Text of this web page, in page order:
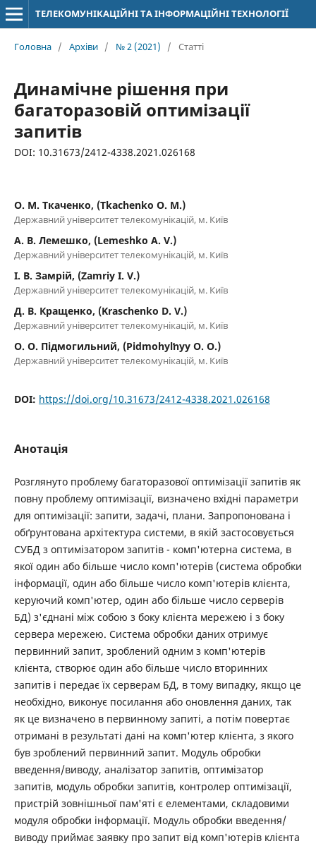
ТЕЛЕКОМУНІКАЦІЙНІ ТА ІНФОРМАЦІЙНІ ТЕХНОЛОГІЇ
Головна / Архіви / № 2 (2021) / Статті
Динамічне рішення при
багаторазовій оптимізації
запитів
DOI: 10.31673/2412-4338.2021.026168
О. М. Ткаченко, (Tkachenko O. M.)
Державний університет телекомунікацій, м. Київ
А. В. Лемешко, (Lemeshko A. V.)
Державний університет телекомунікацій, м. Київ
І. В. Замрій, (Zamriy I. V.)
Державний університет телекомунікацій, м. Київ
Д. В. Кращенко, (Kraschenko D. V.)
Державний університет телекомунікацій, м. Київ
О. О. Підмогильний, (Pidmohylʹnyy O. O.)
Державний університет телекомунікацій, м. Київ
DOI: https://doi.org/10.31673/2412-4338.2021.026168
Анотація
Розглянуто проблему багаторазової оптимізації запитів як
повну проблему оптимізації, визначено вхідні параметри
для оптимізації: запити, задачі, плани. Запропонована і
обґрунтована архітектура системи, в якій застосовується
СУБД з оптимізатором запитів - комп'ютерна система, в
якої один або більше число комп'ютерів (система обробки
інформації, один або більше число комп'ютерів клієнта,
керуючий комп'ютер, один або більше число серверів
БД) з'єднані між собою з боку клієнта мережею і з боку
сервера мережею. Система обробки даних отримує
первинний запит, зроблений одним з комп'ютерів
клієнта, створює один або більше число вторинних
запитів і передає їх серверам БД, в тому випадку, якщо це
необхідно, виконує посилання або оновлення даних, так
як це визначено в первинному запиті, а потім повертає
отримані в результаті дані на комп'ютер клієнта, з якого
був зроблений первинний запит. Модуль обробки
введення/виводу, аналізатор запитів, оптимізатор
запитів, модуль обробки запитів, контролер оптимізації,
пристрій зовнішньої пам'яті є елементами, складовими
модуля обробки інформації. Модуль обробки введення/
виводу приймає заявку про запит від комп'ютерів клієнта